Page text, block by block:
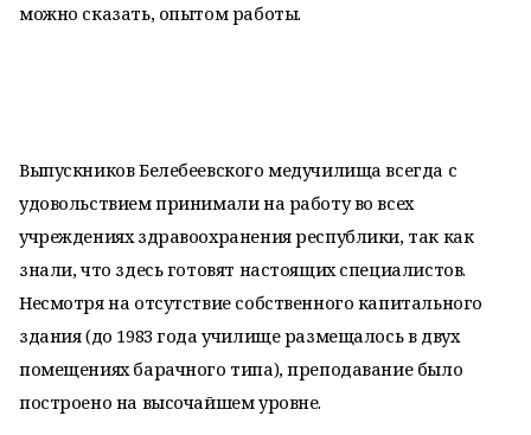
можно сказать, опытом работы.
Выпускников Белебеевского медучилища всегда с
удовольствием принимали на работу во всех
учреждениях здравоохранения республики, так как
знали, что здесь готовят настоящих специалистов.
Несмотря на отсутствие собственного капитального
здания (до 1983 года училище размещалось в двух
помещениях барачного типа), преподавание было
построено на высочайшем уровне.